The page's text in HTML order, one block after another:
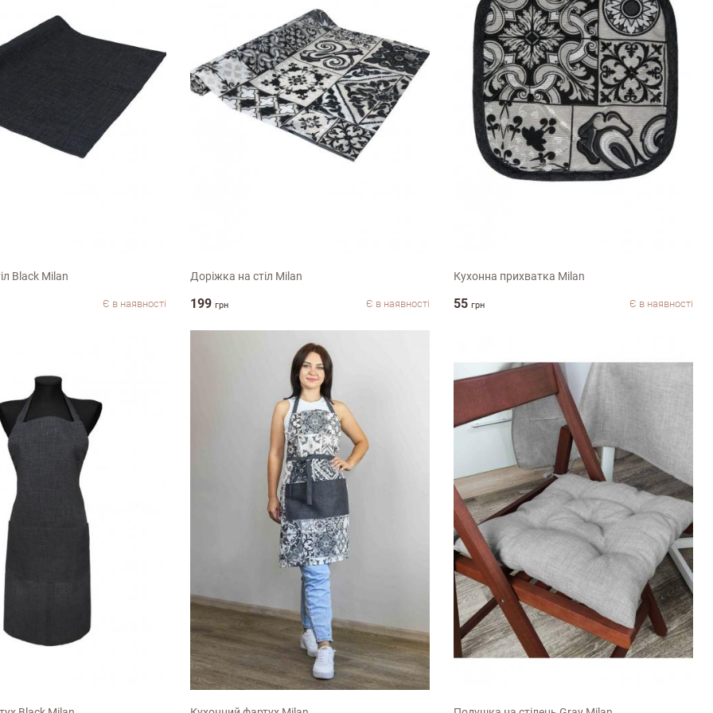
Black Milan
Є в наявності
Доріжка на стіл Milan
199 грн Є в наявності
Кухонна прихватка Milan
55 грн Є в наявності
універсальний 40х40см